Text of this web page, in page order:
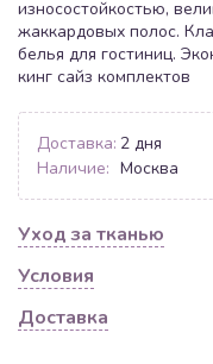
Доставка: 2 дня
Наличие: Москва
износостойкостью,
жаккардовых полос.
белья для гостиниц.
кинг сайз комплектов
Уход за тканью
Условия
Доставка